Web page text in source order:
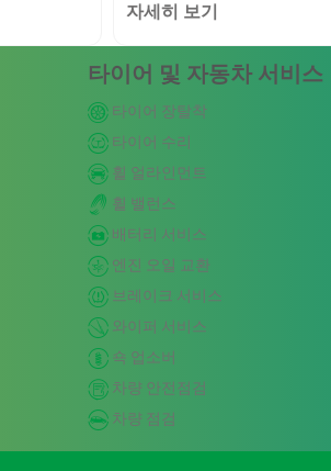
자세히 보기
타이어 및 자동차 서비스
타이어 장탈착
타이어 수리
휠 얼라인먼트
휠 밸런스
배터리 서비스
엔진 오일 교환
브레이크 서비스
와이퍼 서비스
쇽 업소버
차량 안전점검
차량 점검